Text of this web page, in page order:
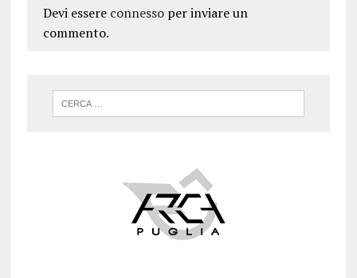
Devi essere connessoper inviare un
commento.